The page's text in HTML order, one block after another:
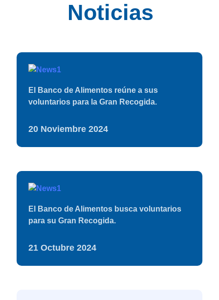
"COMPROMISO,
Noticias
El Banco de Alimentos reúne a sus
voluntarios para la Gran Recogida.
20 Noviembre 2024
El Banco de Alimentos busca voluntarios
para su Gran Recogida.
21 Octubre 2024